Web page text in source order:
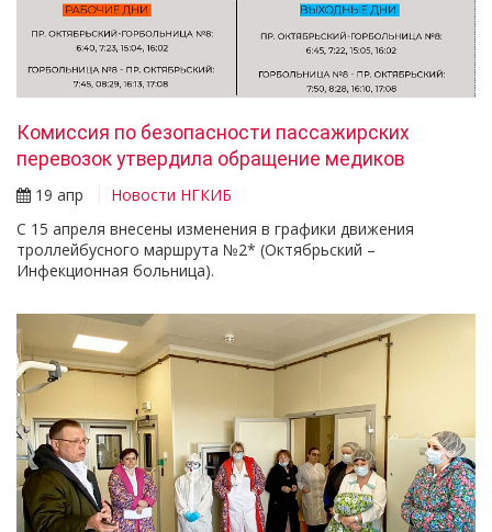
Комиссия по безопасности пассажирских
перевозок утвердила обращение медиков
19 апр
Новости НГКИБ
С 15 апреля внесены изменения в графики движения
троллейбусного маршрута №2* (Октябрьский –
Инфекционная больница).